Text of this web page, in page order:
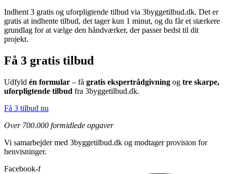
Indhent 3 gratis og uforpligtende tilbud via 3byggetilbud.dk. Det er
gratis at indhente tilbud, det tager kun 1 minut, og du får et stærkere
grundlag for at vælge den håndværker, der passer bedst til dit
projekt.
Få 3 gratis tilbud
Udfyld én formular – få gratis ekspertrådgivning og tre skarpe,
uforpligtende tilbud fra 3byggetilbud.dk.
Få 3 tilbud nu
Over 700.000 formidlede opgaver
Vi samarbejder med 3byggetilbud.dk og modtager provision for
henvisninger.
Facebook-f